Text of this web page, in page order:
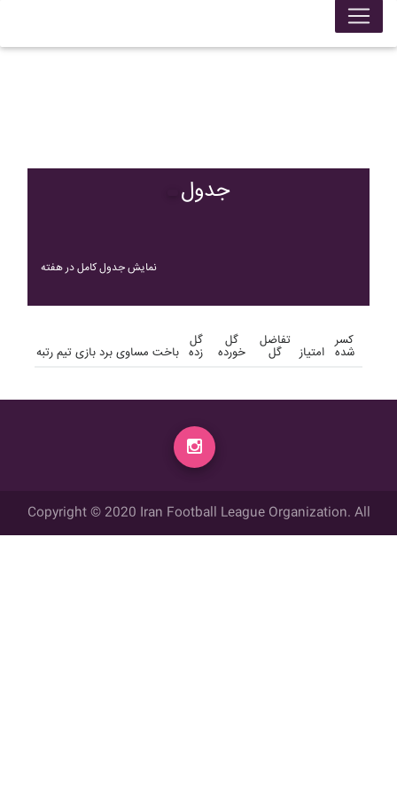
جدول
نمایش جدول کامل در هفته
رتبه تیم بازی برد مساوی باخت
گل
زده
گل
خورده
تفاضل
گل امتیاز
کسر
شده
Copyright © 2020 Iran Football League Organization. All